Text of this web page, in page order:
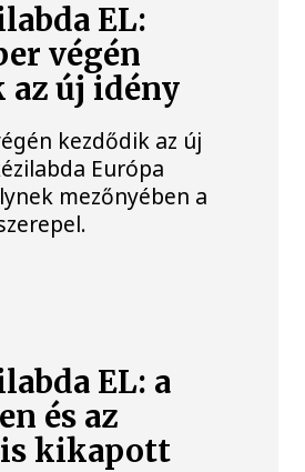
EL:
végén
az új idény
kezdődik az új
Európa
mezőnyében a
EL: a
és az
kikapott